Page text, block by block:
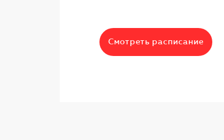
Подготовьтесь к непростой,
увлекательной тренировке.
Смотреть расписание